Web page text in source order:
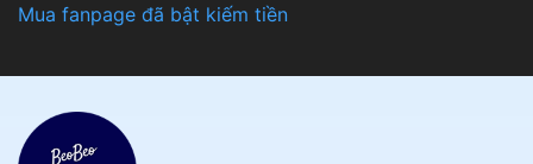
Mua fanpage đã bật kiếm tiền